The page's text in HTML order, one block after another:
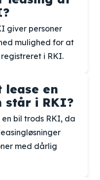
giver personer
mulighed for at
i RKI.
lease en
står i RKI?
bil trods RKI, da
med dårlig